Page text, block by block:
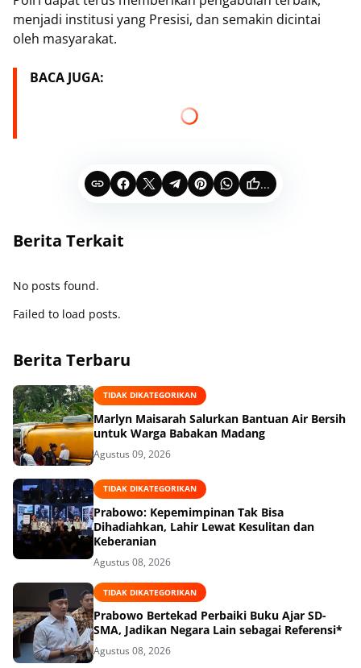
menjadi institusi yang Presisi, dan semakin dicintai
oleh masyarakat.
BACA JUGA:
...
Berita Terkait
No posts found.
Failed to load posts.
Berita Terbaru
TIDAK DIKATEGORIKAN
Marlyn Maisarah Salurkan Bantuan Air Bersih
untuk Warga Babakan Madang
Agustus 09, 2026
TIDAK DIKATEGORIKAN
Prabowo: Kepemimpinan Tak Bisa
Dihadiahkan, Lahir Lewat Kesulitan dan
Keberanian
Agustus 08, 2026
TIDAK DIKATEGORIKAN
Prabowo Bertekad Perbaiki Buku Ajar SD-
SMA, Jadikan Negara Lain sebagai Referensi*
Agustus 08, 2026